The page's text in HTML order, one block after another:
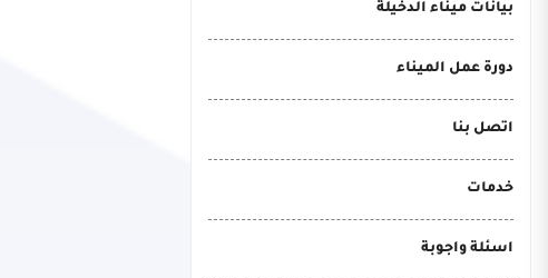
بيانات ميناء الدخيلة
دورة عمل الميناء
اتصل بنا
خدمات
اسئلة واجوبة